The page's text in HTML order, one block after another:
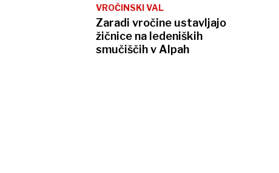
VROČINSKI VAL
Zaradi vročine ustavljajo
žičnice na ledeniških
smučiščih v Alpah